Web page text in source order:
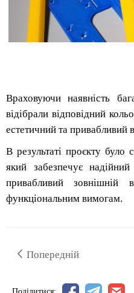
Враховуючи наявність
відібрали відповідний
естетичний та привабливий
В результаті проєкту було
який забезпечує
привабливий зовнішній
функціональним вимогам.
Попередній